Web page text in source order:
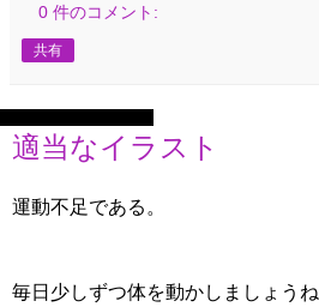
0 件のコメント:
共有
適当なイラスト
運動不足である。
毎日少しずつ体を動かしましょうね